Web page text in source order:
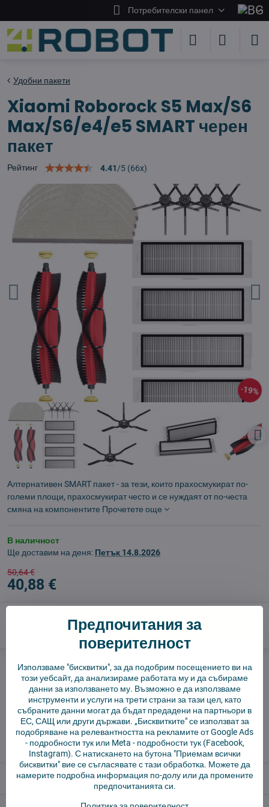
Потребителски панел
19%
Удобни пакети
Xiaomi Roborock S5 Max/S6
Max/S6/e4/e5 SMART черен
пакет
Рейтинг 4.41/5 (66x)
Алтернативен SMART пакет - за тези, които прахосмукират по-
големи площи, прахосмукират често и се нуждаят от по-честа
смяна на компонентите Прочетете още
В наличност
Ще доставим на деня: Петък 14.8.2026
50,64 €
40,88 €
Добави в количката
Куче пазач Доставки
производител: Vysajto.sk
✅ Готов за изпращане веднага
✅ БЕЗПЛАТНА доставка над 55 EUR.
✅ 14 дни политика за връщане
Описание
Предпочитания за
поверителност
Използваме "бисквитки", за да подобрим посещението ви на
този уебсайт, да анализираме работата му и да събираме
данни за използването му. Възможно е да използваме
инструменти и услуги на трети страни за тази цел, като
събраните данни могат да бъдат предадени на партньори в
ЕС, САЩ или други държави. „Бисквитките" се използват за
подобряване на релевантността на рекламите от Google Ads
- подробности тукили Meta - подробности тук(Facebook,
Instagram). С натискането на бутона "Приемам всички
бисквитки" вие се съгласявате с тази обработка. Можете да
намерите подробна информация по-долу или да промените
предпочитанията си.